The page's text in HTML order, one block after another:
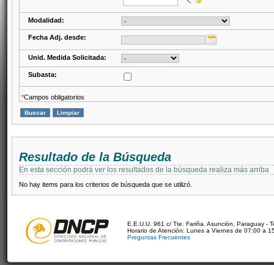
Modalidad:
Fecha Adj. desde:
Unid. Medida Solicitada:
Subasta:
*Campos obligatorios
Resultado de la Búsqueda
En esta sección podrá ver los resultados de la búsqueda realiza más arriba
No hay items para los criterios de búsqueda que se utilizó.
E.E.U.U. 961 c/ Tte. Fariña. Asunción, Paraguay -
Horario de Atención: Lunes a Viernes de 07:00 a
Preguntas Frecuentes